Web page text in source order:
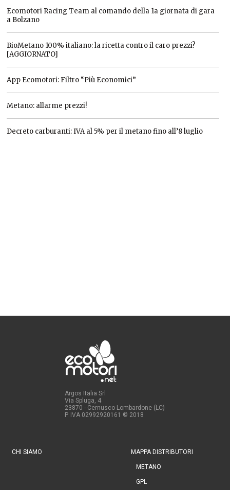
Ecomotori Racing Team al comando della 1a giornata di gara
a Bolzano
BioMetano 100% italiano: la ricetta contro il caro prezzi?
[AGGIORNATO]
App Ecomotori: Filtro “Più Economici”
Metano: allarme prezzi!
Decreto carburanti: IVA al 5% per il metano fino all’8 luglio
Argos Italia Srl
Via Spluga, 4
23870 - Cernusco Lombardone (LC)
P. IVA 02992920161 © 2018
CHI SIAMO MAPPA DISTRIBUTORI
METANO
GPL